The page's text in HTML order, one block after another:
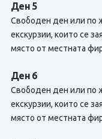
Ден 5
Свободен ден или по
екскурзии, които се
място от местната
Ден 6
Свободен ден или по
екскурзии, които се
място от местната